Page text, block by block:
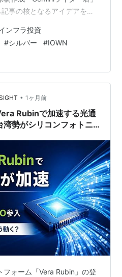
事の核となるアイデアを詰
」へバトンタッチ。当ブロ
ト30」をベースに、文章の
てもらう。 推敲・仕上げ
表現を丁寧に化粧直し。 パ
び「Gemini君」に戻って、
ンフラ投資
#シルバー #IOWN
• 1ヶ月前
Rubinで加速する光通
勢がシリコンフォトニ
フォーム「Vera Rubin」の登